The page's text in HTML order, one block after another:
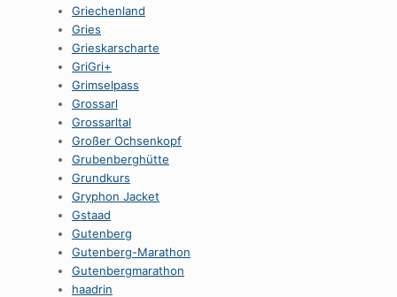
Griechenland
Gries
Grieskarscharte
GriGri+
Grimselpass
Grossarl
Grossarltal
Großer Ochsenkopf
Grubenberghütte
Grundkurs
Gryphon Jacket
Gstaad
Gutenberg
Gutenberg-Marathon
Gutenbergmarathon
haadrin